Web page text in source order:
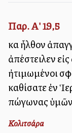
Παρ. Α' 19,5
καὶ ἦλθον
ἀπέστειλεν
ἠτιμωμένοι
καθίσατε ἐν
πώγωνας ὑμῶν
Κολιτσάρα